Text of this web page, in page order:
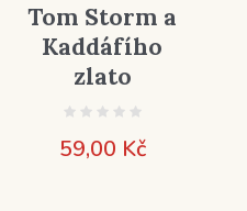
Tom Storm a
Kaddáfího
zlato
59,00 Kč